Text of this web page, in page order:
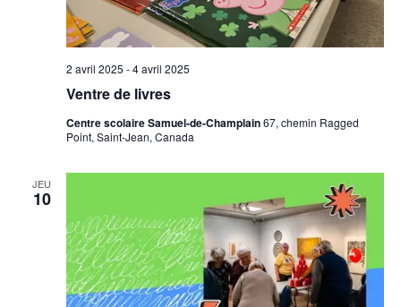
Ventre de livres
2 avril 2025 -4 avril 2025
Centre scolaire Samuel-de-Champlain67, chemin Ragged
Point, Saint-Jean, Canada
JEU
10